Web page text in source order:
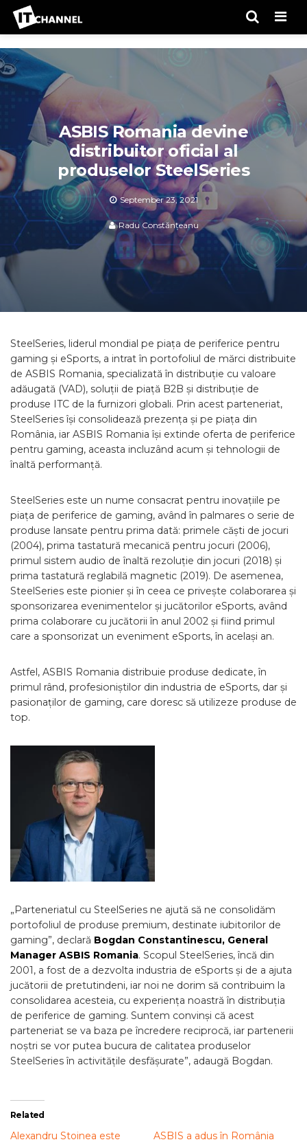
ASBIS Romania devine
distribuitor oficial al
produselor SteelSeries
September 23, 2021
Radu Constănțeanu
SteelSeries, liderul mondial pe piața de periferice pentru
gaming și eSports, a intrat în portofoliul de mărci distribuite
de ASBIS Romania, specializată în distribuție cu valoare
adăugată (VAD), soluții de piață B2B și distribuție de
produse ITC de la furnizori globali. Prin acest parteneriat,
SteelSeries își consolidează prezența și pe piața din
România, iar ASBIS Romania își extinde oferta de periferice
pentru gaming, aceasta incluzând acum și tehnologii de
înaltă performanță.
SteelSeries este un nume consacrat pentru inovațiile pe
piața de periferice de gaming, având în palmares o serie de
produse lansate pentru prima dată: primele căști de jocuri
(2004), prima tastatură mecanică pentru jocuri (2006),
primul sistem audio de înaltă rezoluție din jocuri (2018) și
prima tastatură reglabilă magnetic (2019). De asemenea,
SteelSeries este pionier și în ceea ce privește colaborarea și
sponsorizarea evenimentelor și jucătorilor eSports, având
prima colaborare cu jucătorii în anul 2002 și fiind primul
care a sponsorizat un eveniment eSports, în același an.
Astfel, ASBIS Romania distribuie produse dedicate, în
primul rând, profesioniștilor din industria de eSports, dar și
pasionaților de gaming, care doresc să utilizeze produse de
top.
„Parteneriatul cu SteelSeries ne ajută să ne consolidăm
portofoliul de produse premium, destinate iubitorilor de
gaming”, declară Bogdan Constantinescu, General
Manager ASBIS Romania. Scopul SteelSeries, încă din
2001, a fost de a dezvolta industria de eSports și de a ajuta
jucătorii de pretutindeni, iar noi ne dorim să contribuim la
consolidarea acesteia, cu experiența noastră în distribuția
de periferice de gaming. Suntem convinși că acest
parteneriat se va baza pe încredere reciprocă, iar partenerii
noștri se vor putea bucura de calitatea produselor
SteelSeries în activitățile desfășurate”, adaugă Bogdan.
Related
Alexandru Stoinea este
ASBIS a adus în România